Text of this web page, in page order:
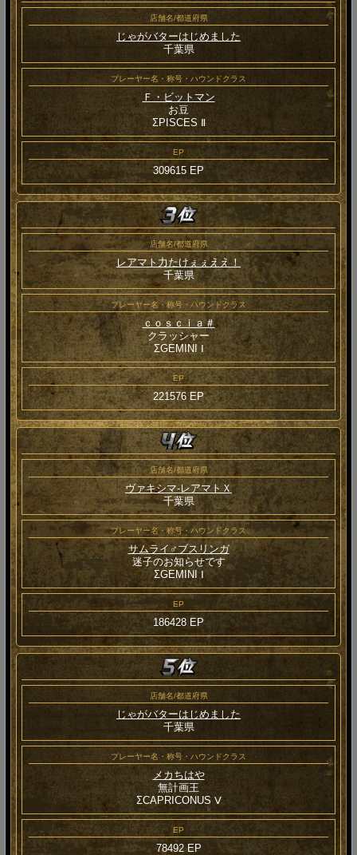
店舗名/都道府県
じゃがバターはじめました
千葉県
プレーヤー名・称号・ハウンドクラス
Ｆ・ビットマン
お豆
ΣPISCES Ⅱ
EP
309615 EP
店舗名/都道府県
レアマト力たけぇぇええ！
千葉県
プレーヤー名・称号・ハウンドクラス
ｃｏｓｃｉａ＃
クラッシャー
ΣGEMINI Ⅰ
EP
221576 EP
店舗名/都道府県
ヴァキシマ‐レアマトＸ
千葉県
プレーヤー名・称号・ハウンドクラス
サムライ♂ブスリンガ
迷子のお知らせです
ΣGEMINI Ⅰ
EP
186428 EP
店舗名/都道府県
じゃがバターはじめました
千葉県
プレーヤー名・称号・ハウンドクラス
メカちはや
無計画王
ΣCAPRICONUS Ⅴ
EP
78492 EP